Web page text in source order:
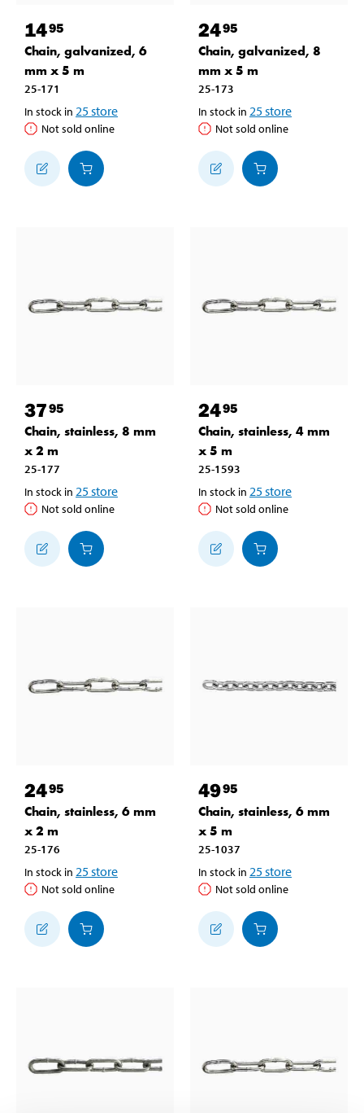
1495
Chain, galvanized, 6
mm x 5 m
25-171
In stock in 25store
Not sold online
2495
Chain, galvanized, 8
mm x 5 m
25-173
In stock in 25store
Not sold online
3795
Chain, stainless, 8 mm
x 2 m
25-177
In stock in 25store
Not sold online
2495
Chain, stainless, 4 mm
x 5 m
25-1593
In stock in 25store
Not sold online
2495
Chain, stainless, 6 mm
x 2 m
25-176
In stock in 25store
Not sold online
4995
Chain, stainless, 6 mm
x 5 m
25-1037
In stock in 25store
Not sold online